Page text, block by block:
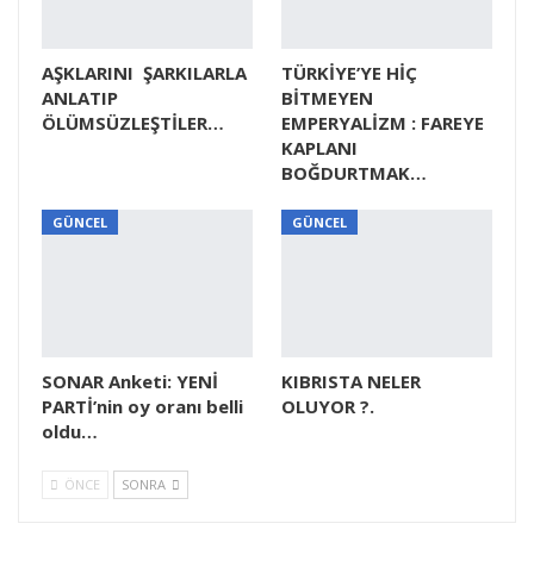
AŞKLARINI ŞARKILARLA
ANLATIP
ÖLÜMSÜZLEŞTİLER…
TÜRKİYE’YE HİÇ
BİTMEYEN
EMPERYALİZM : FAREYE
KAPLANI
BOĞDURTMAK…
GÜNCEL
SONAR Anketi: YENİ
PARTİ’nin oy oranı belli
oldu…
GÜNCEL
KIBRISTA NELER
OLUYOR ?.
ÖNCE SONRA